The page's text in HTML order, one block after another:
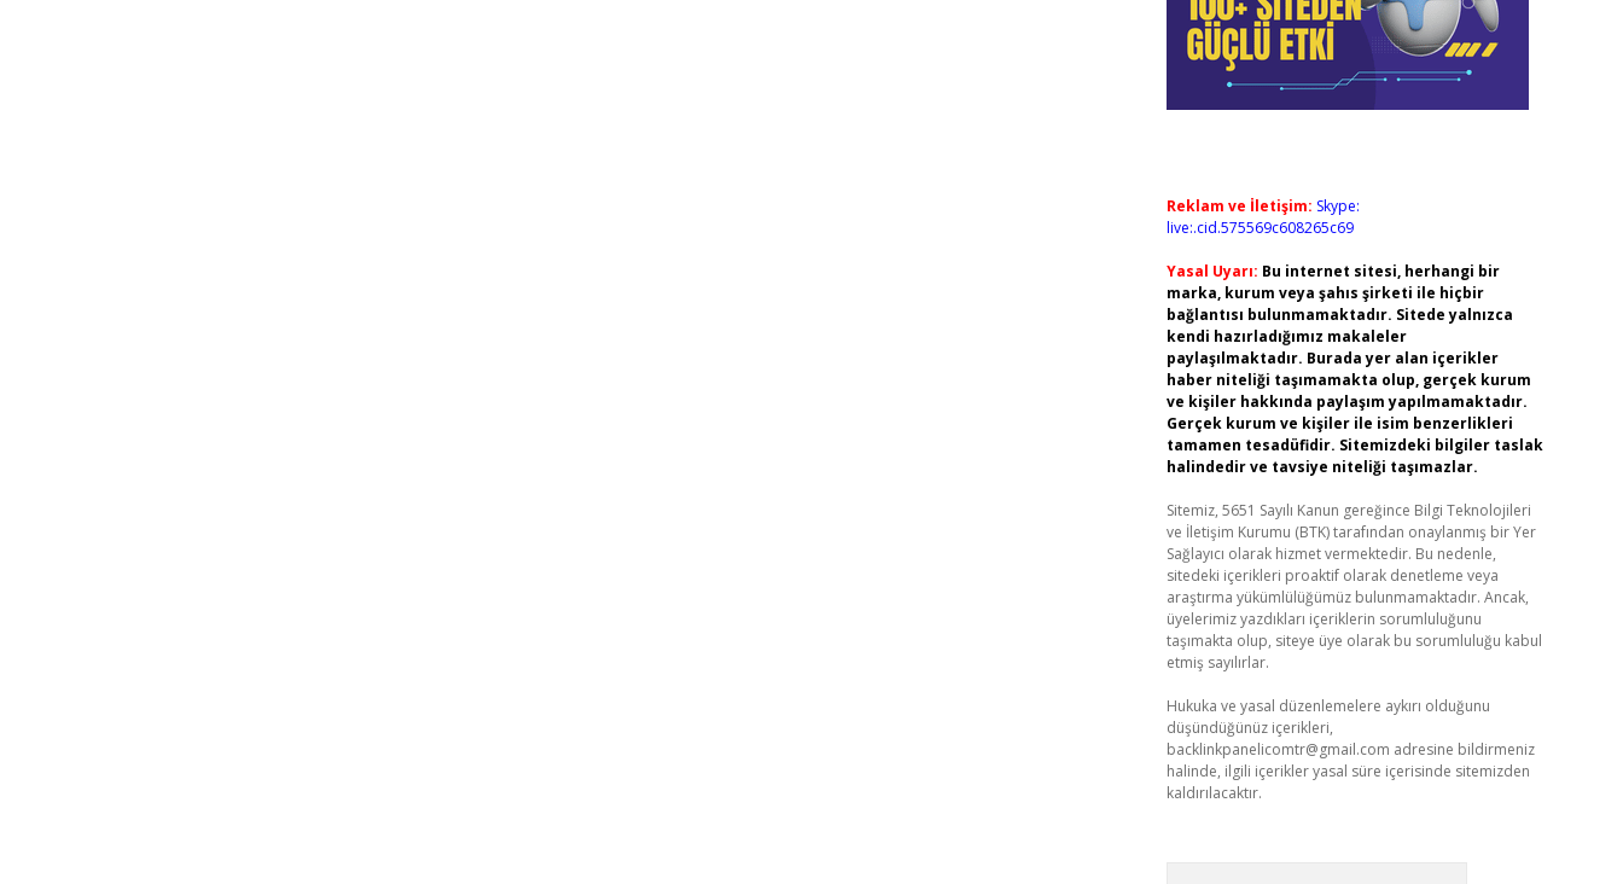
Reklam ve İletişim: Skype:
live:.cid.575569c608265c69
Yasal Uyarı: Bu internet sitesi, herhangi bir
marka, kurum veya şahıs şirketi ile hiçbir
bağlantısı bulunmamaktadır. Sitede yalnızca
kendi hazırladığımız makaleler
paylaşılmaktadır. Burada yer alan içerikler
haber niteliği taşımamakta olup, gerçek kurum
ve kişiler hakkında paylaşım yapılmamaktadır.
Gerçek kurum ve kişiler ile isim benzerlikleri
tamamen tesadüfidir. Sitemizdeki bilgiler taslak
halindedir ve tavsiye niteliği taşımazlar.
Sitemiz, 5651 Sayılı Kanun gereğince Bilgi Teknolojileri
ve İletişim Kurumu (BTK) tarafından onaylanmış bir Yer
Sağlayıcı olarak hizmet vermektedir. Bu nedenle,
sitedeki içerikleri proaktif olarak denetleme veya
araştırma yükümlülüğümüz bulunmamaktadır. Ancak,
üyelerimiz yazdıkları içeriklerin sorumluluğunu
taşımakta olup, siteye üye olarak bu sorumluluğu kabul
etmiş sayılırlar.
Hukuka ve yasal düzenlemelere aykırı olduğunu
düşündüğünüz içerikleri,
backlinkpanelicomtr@gmail.com adresine bildirmeniz
halinde, ilgili içerikler yasal süre içerisinde sitemizden
kaldırılacaktır.